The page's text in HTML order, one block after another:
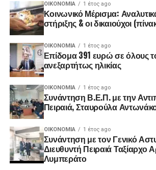
ΟΙΚΟΝΟΜΊΑ 1 έτος ago
Κοινωνικό Μέρισμα:
στήριξης & οι δικαιούχοι
ΟΙΚΟΝΟΜΊΑ 1 έτος ago
Επίδομα 391 ευρώ σε όλους
ανεξαρτήτως ηλικίας
ΟΙΚΟΝΟΜΊΑ 1 έτος ago
Συνάντηση Β.Ε.Π. με την
Πειραιά, Σταυρούλα
ΟΙΚΟΝΟΜΊΑ 1 έτος ago
Συνάντηση με τον Γενικό
Διευθυντή Πειραιά Ταξίαρχο
Λυμπεράτο